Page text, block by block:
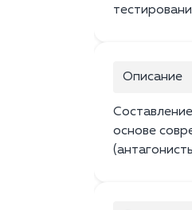
Описание
основе